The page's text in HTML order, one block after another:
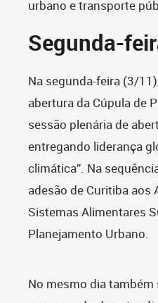
urbano e transporte
Segunda-
Na segunda-feira (3/
abertura da Cúpula de
sessão plenária de
entregando liderança
climática”. Na
adesão de Curitiba aos
Sistemas Alimentares
Planejamento Urbano.
No mesmo dia também